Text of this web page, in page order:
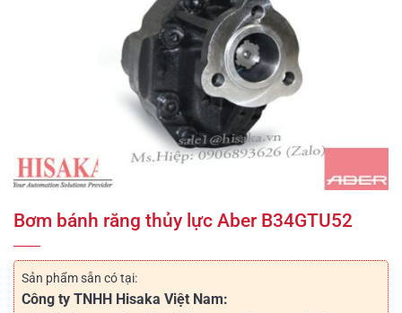
Bơm bánh răng thủy lực Aber B34GTU52
Sản phẩm sẵn có tại:
Công ty TNHH Hisaka Việt Nam: